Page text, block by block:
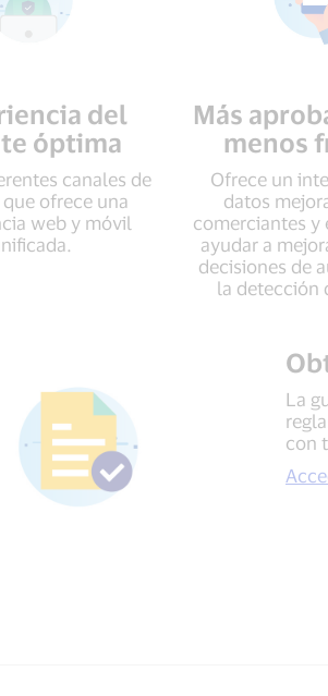
del
óptima
canales de
ofrece una
web y móvil
Más
menos
Ofrece un
datos
comerciantes y
ayudar a
decisiones de
la detección
La
con